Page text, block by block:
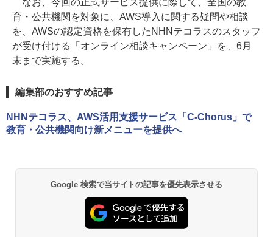
なお、今回の正式サービス提供に際して、全国の教
育・公共機関を対象に、AWS導入に関する疑問や相談
を、AWSの認定資格を保有したNHNテコラスのスタッフ
が受け付ける「オンライン相談キャンペーン」を、6月
末まで実施する。
編集部のおすすめ記事
NHNテコラス、AWS活用支援サービス「C-Chorus」で
教育・公共機関向け新メニューを提供へ
Google 検索で当サイトの記事を優先表示させる